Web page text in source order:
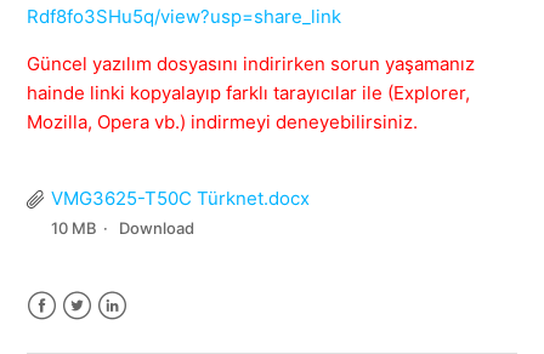
Rdf8fo3SHu5q/view?usp=share_link
Güncel yazılım dosyasını indirirken sorun yaşamanız
hainde linki kopyalayıp farklı tarayıcılar ile (Explorer,
Mozilla, Opera vb.) indirmeyi deneyebilirsiniz.
VMG3625-T50C Türknet.docx
10 MB Download